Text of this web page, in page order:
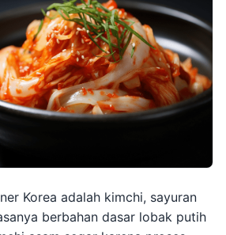
Korea adalah kimchi, sayuran
berbahan dasar lobak putih